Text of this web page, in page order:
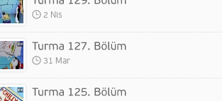
2 Nis
31 Mar